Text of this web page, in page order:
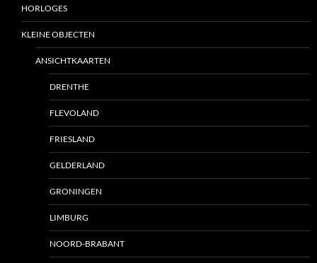
HORLOGES
KLEINE OBJECTEN
ANSICHTKAARTEN
DRENTHE
FLEVOLAND
FRIESLAND
GELDERLAND
GRONINGEN
LIMBURG
NOORD-BRABANT